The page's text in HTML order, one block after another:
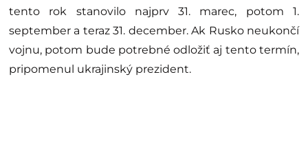
tento rok stanovilo najprv 31. marec, potom 1.
september a teraz 31. december. Ak Rusko neukončí
vojnu, potom bude potrebné odložiť aj tento termín,
pripomenul ukrajinský prezident.